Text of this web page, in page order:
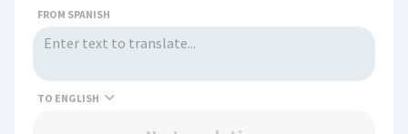
FROM SPANISH
TO